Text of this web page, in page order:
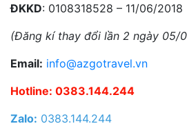
ĐKKD: 0108318528 – 11/06/2018
(Đăng kí thay đổi lần 2 ngày 05/
Email: info@azgotravel.vn
Hotline: 0383.144.244
Zalo: 0383.144.244